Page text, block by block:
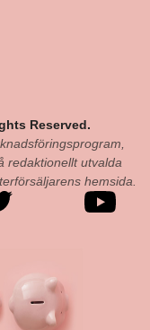
Reserved.
redaktionellt utvalda
hemsida.